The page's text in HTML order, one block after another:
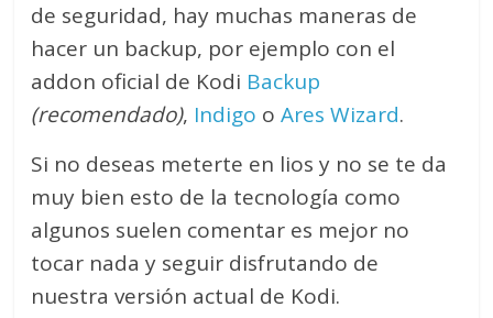
de seguridad, hay muchas maneras de
hacer un backup, por ejemplo con el
addon oficial de Kodi Backup
(recomendado), Indigo oAres Wizard.
Si no deseas meterte en lios y no se te da
muy bien esto de la tecnología como
algunos suelen comentar es mejor no
tocar nada y seguir disfrutando de
nuestra versión actual de Kodi.